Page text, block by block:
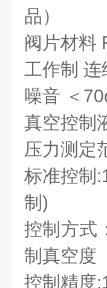
品）
阀片材料
工作制 连
噪音 ＜
真空控制
压力测定
标准控制
制)
控制方式
制真空度
控制精度